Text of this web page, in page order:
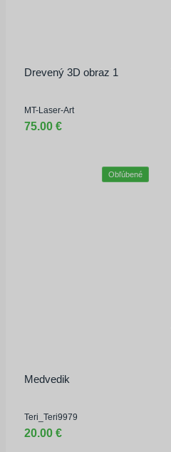
Drevený 3D obraz 1
MT-Laser-Art
75.00 €
Medvedik
Obľúbené
Teri_Teri9979
20.00 €